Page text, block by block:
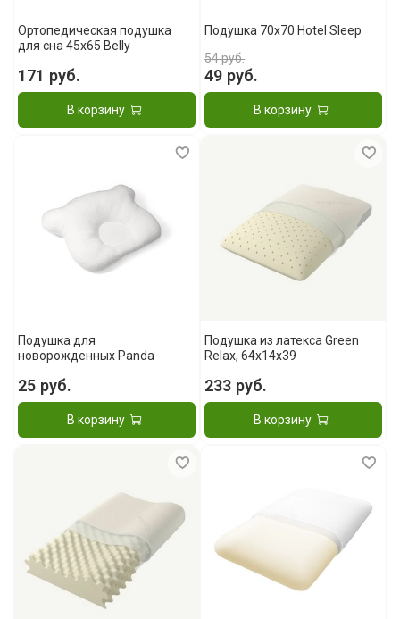
Ортопедическая подушка
для сна 45x65 Belly
171 руб.
В корзину
Подушка 70x70 Hotel Sleep
54 руб.
49 руб.
В корзину
Подушка для
новорожденных Panda
25 руб.
В корзину
Подушка из латекса Green
Relax, 64x14x39
233 руб.
В корзину